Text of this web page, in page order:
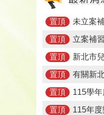
置頂 未立案
置頂 立案補
置頂 新北市
置頂 有關新
置頂 115學
置頂 115年